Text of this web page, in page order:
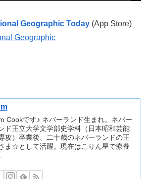
Geographic Today (App Store)
Geographic
Cookです♪ ネバーランド生まれ。ネバー
ド王立大学文学部史学科（日本昭和芸能
攻）卒業後、二十歳のネバーランドの王
ま☆として活躍。現在はこりん星で療養